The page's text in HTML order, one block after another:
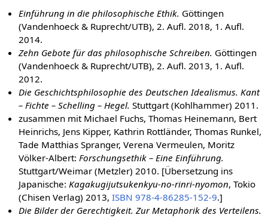
Einführung in die philosophische Ethik. Göttingen
(Vandenhoeck & Ruprecht/UTB), 2. Aufl. 2018, 1. Aufl.
2014.
Zehn Gebote für das philosophische Schreiben. Göttingen
(Vandenhoeck & Ruprecht/UTB), 2. Aufl. 2013, 1. Aufl.
2012.
Die Geschichtsphilosophie des Deutschen Idealismus. Kant
– Fichte – Schelling – Hegel. Stuttgart (Kohlhammer) 2011.
zusammen mit Michael Fuchs, Thomas Heinemann, Bert
Heinrichs, Jens Kipper, Kathrin Rottländer, Thomas Runkel,
Tade Matthias Spranger, Verena Vermeulen, Moritz
Völker-Albert:Forschungsethik – Eine Einführung.
Stuttgart/Weimar (Metzler) 2010. [Übersetzung ins
Japanische:Kagakugijutsukenkyu-no-rinri-nyomon, Tokio
(Chisen Verlag) 2013,ISBN 978-4-86285-152-9.]
Die Bilder der Gerechtigkeit. Zur Metaphorik des Verteilens.